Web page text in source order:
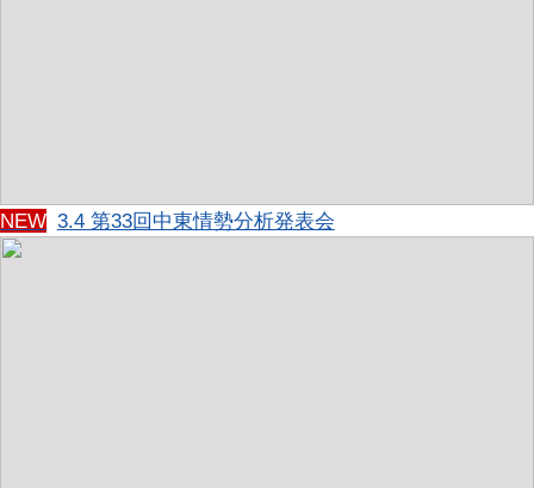
NEW 3.4 第33回中東情勢分析発表会